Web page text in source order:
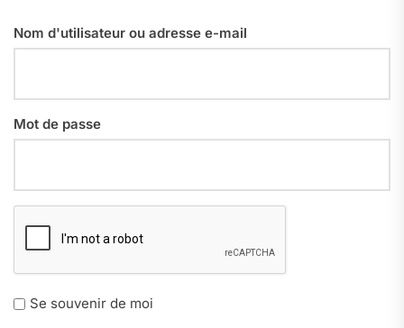
Nom d'utilisateur ou adresse e-mail
Mot de passe
Se souvenir de moi